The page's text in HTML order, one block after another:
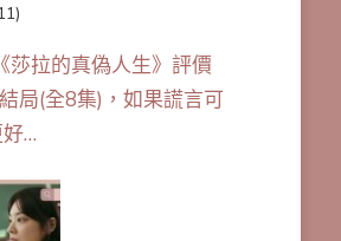
莎拉的真偽人生》評價
局(全8集)，如果謊言可
…